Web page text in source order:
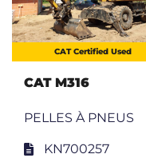
CAT Certified Used
CAT M316
PELLES À PNEUS
KN700257